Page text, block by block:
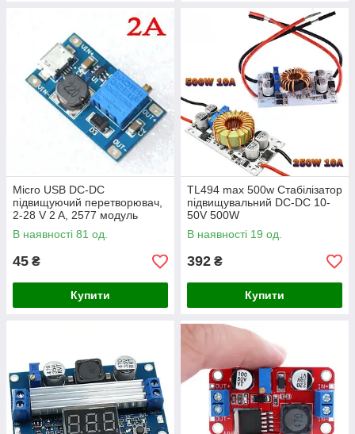
Micro USB DC-DC
підвищуючий перетворювач,
2-28 V 2 A, 2577 модуль
micro USB XY-016/MT3608
В наявності 81 од.
45 ₴
Купити
TL494 max 500w Стабілізатор
підвищувальний DC-DC 10-
50V 500W
В наявності 19 од.
392 ₴
Купити